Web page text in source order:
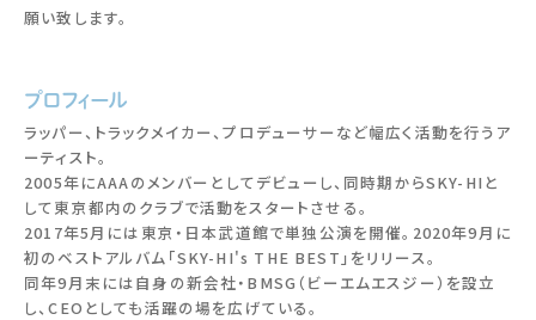
願い致します。
プロフィール
ラッパー、トラックメイカー、プロデューサーなど幅広く活動を行うア
ーティスト。
2005年にAAAのメンバーとしてデビューし、同時期からSKY-HIと
して東京都内のクラブで活動をスタートさせる。
2017年5月には東京・日本武道館で単独公演を開催。2020年9月に
初のベストアルバム「SKY-HI's THE BEST」をリリース。
同年9月末には自身の新会社・BMSG（ビーエムエスジー）を設立
し、CEOとしても活躍の場を広げている。